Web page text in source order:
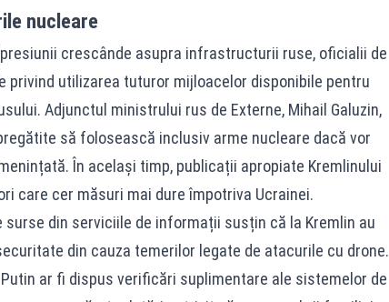
nucleare
crescânde asupra infrastructurii ruse, oficialii de
privind utilizarea tuturor mijloacelor disponibile pentru
Adjunctul ministrului rus de Externe, Mihail Galuzin,
să folosească inclusiv arme nucleare dacă vor
În același timp, publicații apropiate Kremlinului
care cer măsuri mai dure împotriva Ucrainei.
surse din serviciile de informații susțin că la Kremlin au
din cauza temerilor legate de atacurile cu drone.
ar fi dispus verificări suplimentare ale sistemelor de